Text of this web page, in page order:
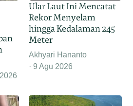
Ular Laut Ini Mencatat
Rekor Menyelam
hingga Kedalaman 245
Meter
Akhyari Hananto
9 Agu 2026